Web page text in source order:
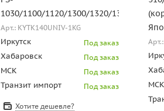
1030/1100/1120/1300/1320/1350/1370/
Арт.: KYTK140UNIV-1KG
Иркутск Под заказ
Хабаровск Под заказ
МСК Под заказ
Транзит импорт Под заказ
Хотите дешевле?
МСК